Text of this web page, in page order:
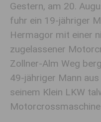
Gestern, am 20.
fuhr ein 19-jähriger
Hermagor mit einer
zugelassener
Zollner-Alm Weg
49-jähriger Mann
seinem Klein LKW